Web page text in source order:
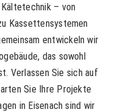
– von
Kassettensystemen
entwickeln wir
das sowohl
Verlassen Sie sich auf
Sie Ihre Projekte
in Eisenach sind wir